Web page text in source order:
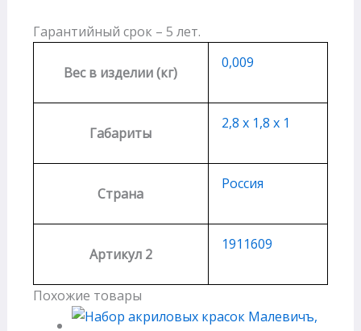
Гарантийный срок – 5 лет.
Вес в изделии (кг)
0,009
Габариты
2,8 х 1,8 х 1
Страна
Россия
Артикул 2
1911609
Похожие товары